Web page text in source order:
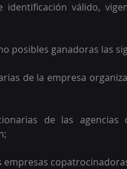
identificación válido,
posibles ganadoras las
de la empresa
de las